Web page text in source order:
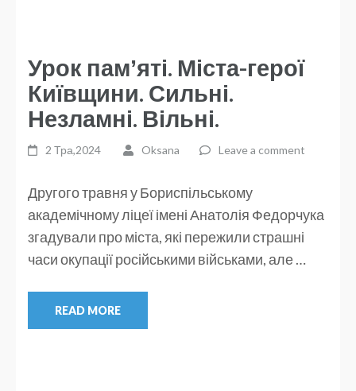
Урок памʼяті. Міста-герої
Київщини. Сильні.
Незламні. Вільні.
2 Тра,2024 Oksana Leave a comment
Другого травня у Бориспільському
академічному ліцеї імені Анатолія Федорчука
згадували про міста, які пережили страшні
часи окупації російськими військами, але …
READ MORE